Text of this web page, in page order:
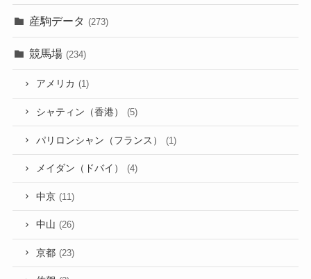
産駒データ (273)
競馬場 (234)
アメリカ (1)
シャティン（香港） (5)
パリロンシャン（フランス） (1)
メイダン（ドバイ） (4)
中京 (11)
中山 (26)
京都 (23)